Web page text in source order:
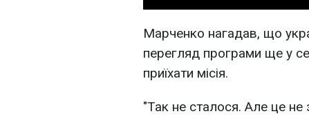
Марченко нагадав, що
перегляд програми ще у
приїхати місія.
"Так не сталося. Але це не